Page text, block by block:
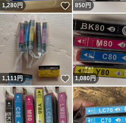
1,280円 いいね！
850円
1,111円 いいね！
1,080円